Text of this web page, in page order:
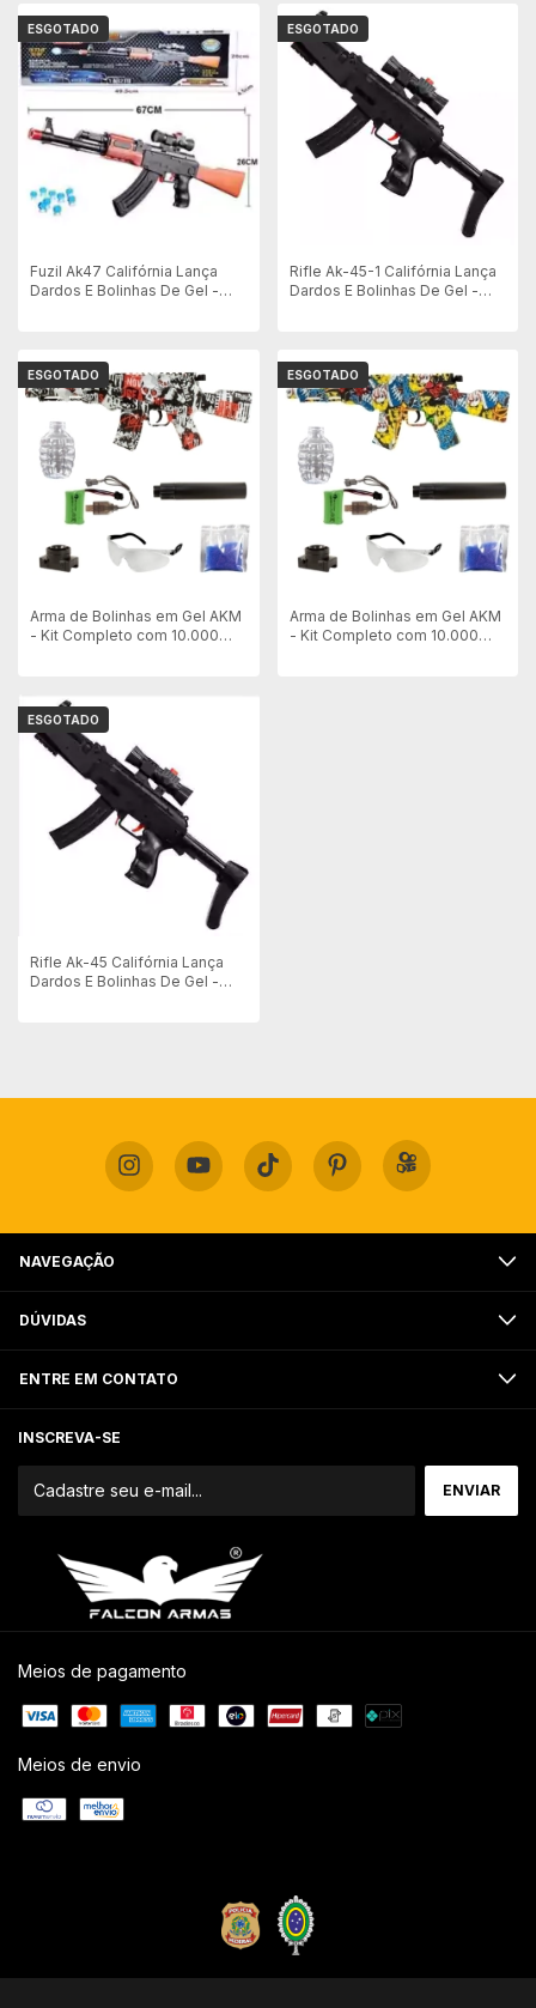
ESGOTADO
Fuzil Ak47 Califórnia Lança
Dardos E Bolinhas De Gel -
ESGOTADO
Rifle Ak-45-1 Califórnia Lança
Dardos E Bolinhas De Gel -
ESGOTADO
Arma de Bolinhas em Gel AKM
- Kit Completo com 10.000
ESGOTADO
Arma de Bolinhas em Gel AKM
- Kit Completo com 10.000
ESGOTADO
Rifle Ak-45 Califórnia Lança
Dardos E Bolinhas De Gel -
NAVEGAÇÃO
DÚVIDAS
ENTRE EM CONTATO
INSCREVA-SE
Meios de pagamento
Meios de envio